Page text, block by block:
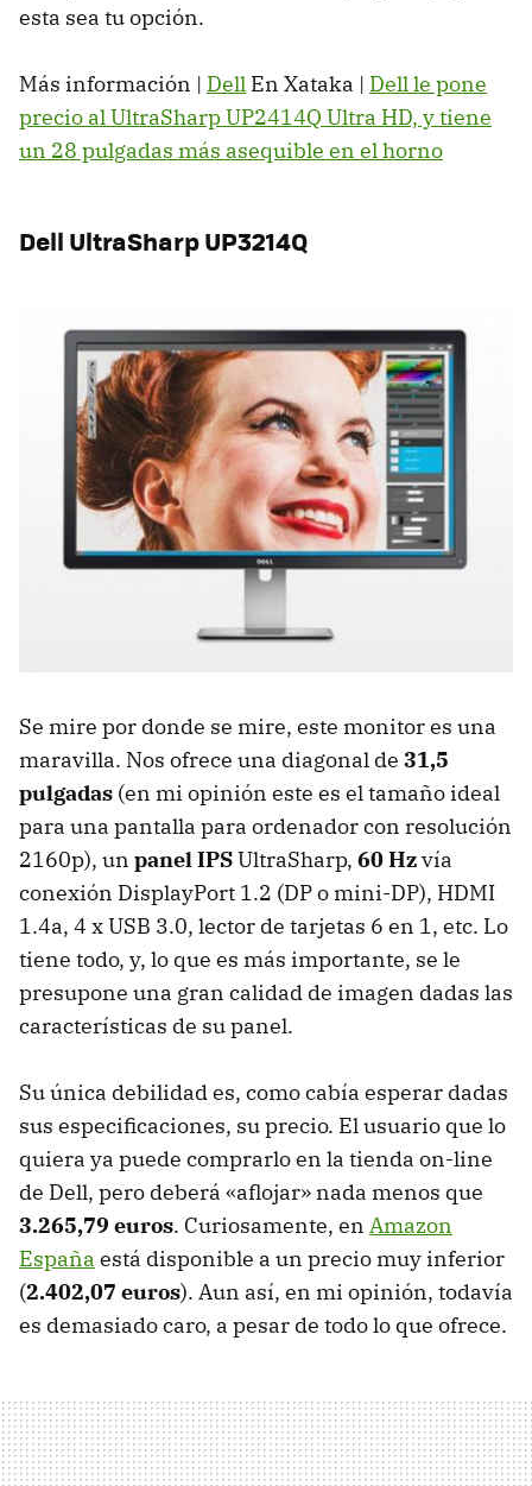
esta sea tu opción.
Más información | Dell En Xataka | Dell le pone
precio al UltraSharp UP2414Q Ultra HD, y tiene
un 28 pulgadas más asequible en el horno
Dell UltraSharp UP3214Q
Se mire por donde se mire, este monitor es una
maravilla. Nos ofrece una diagonal de 31,5
pulgadas (en mi opinión este es el tamaño ideal
para una pantalla para ordenador con resolución
2160p), un panel IPSUltraSharp, 60 Hzvía
conexión DisplayPort 1.2 (DP o mini-DP), HDMI
1.4a, 4 x USB 3.0, lector de tarjetas 6 en 1, etc. Lo
tiene todo, y, lo que es más importante, se le
presupone una gran calidad de imagen dadas las
características de su panel.
Su única debilidad es, como cabía esperar dadas
sus especificaciones, su precio. El usuario que lo
quiera ya puede comprarlo en la tienda on-line
de Dell, pero deberá «aflojar» nada menos que
3.265,79 euros. Curiosamente, en Amazon
España está disponible a un precio muy inferior
(2.402,07 euros). Aun así, en mi opinión, todavía
es demasiado caro, a pesar de todo lo que ofrece.